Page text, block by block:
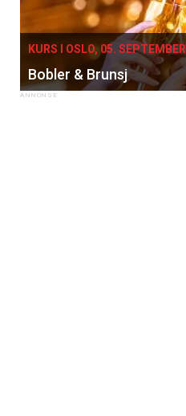
KURS I OSLO, 05. SEPTEMBER
Bobler & Brunsj